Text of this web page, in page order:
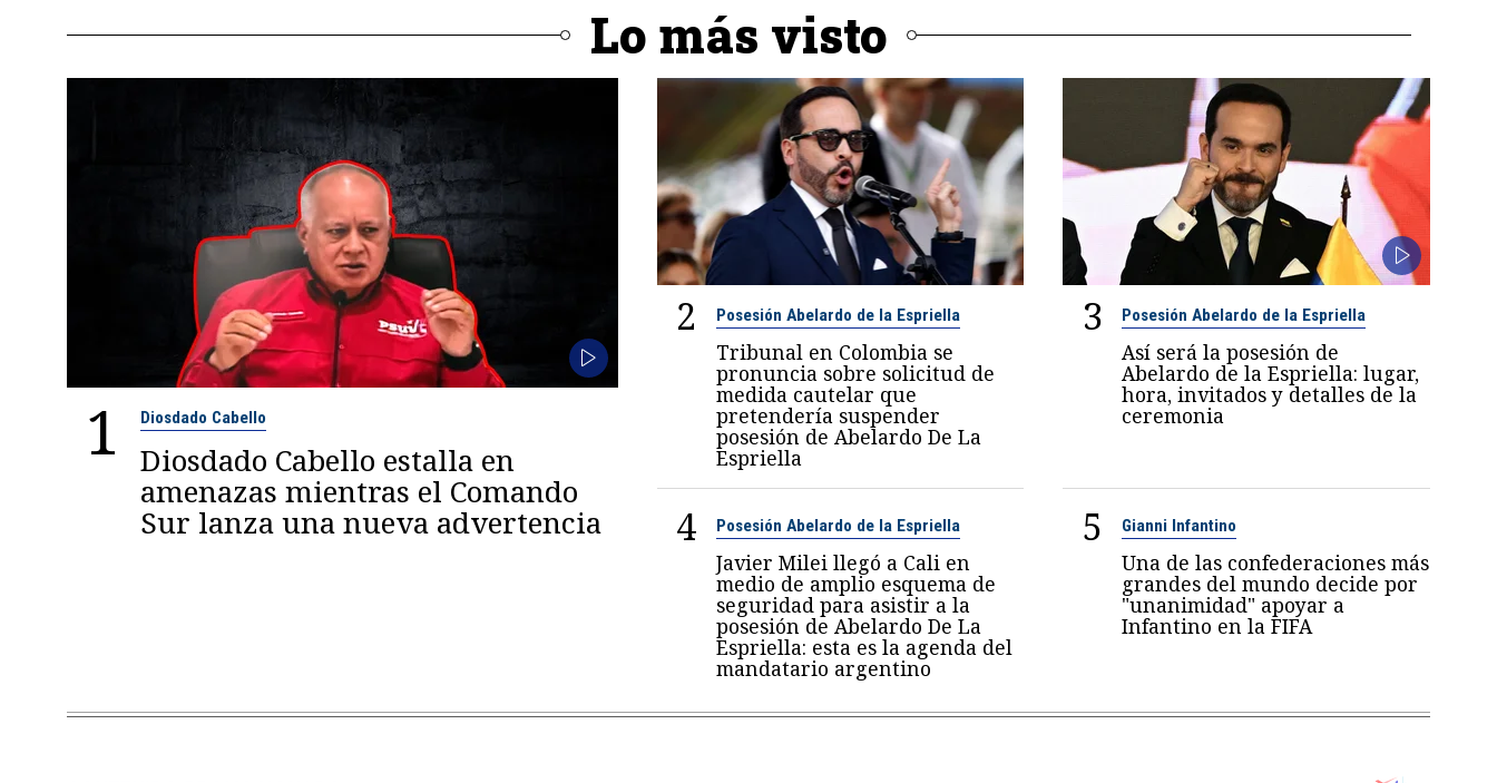
Lo más visto
1 Diosdado Cabello
Diosdado Cabello estalla en
amenazas mientras el Comando
Sur lanza una nueva advertencia
2 Posesión Abelardo de la Espriella
Tribunal en Colombia se
pronuncia sobre solicitud de
medida cautelar que
pretendería suspender
posesión de Abelardo De La
Espriella
3 Posesión Abelardo de la Espriella
Así será la posesión de
Abelardo de la Espriella: lugar,
hora, invitados y detalles de la
ceremonia
4 Posesión Abelardo de la Espriella
Javier Milei llegó a Cali en
medio de amplio esquema de
seguridad para asistir a la
posesión de Abelardo De La
Espriella: esta es la agenda del
mandatario argentino
5 Gianni Infantino
Una de las confederaciones más
grandes del mundo decide por
"unanimidad" apoyar a
Infantino en la FIFA